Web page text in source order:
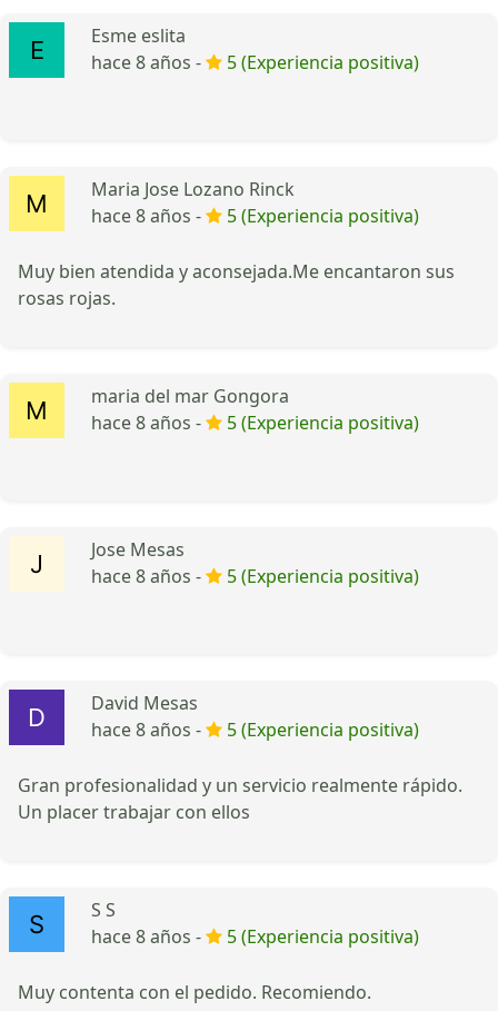
Esme eslita
hace 8 años -
5 (Experiencia positiva)
Maria Jose Lozano Rinck
hace 8 años -
5 (Experiencia positiva)
Muy bien atendida y aconsejada.Me encantaron sus
rosas rojas.
maria del mar Gongora
hace 8 años -
5 (Experiencia positiva)
Jose Mesas
hace 8 años -
5 (Experiencia positiva)
David Mesas
hace 8 años -
5 (Experiencia positiva)
Gran profesionalidad y un servicio realmente rápido.
Un placer trabajar con ellos
S S
hace 8 años -
5 (Experiencia positiva)
Muy contenta con el pedido. Recomiendo.